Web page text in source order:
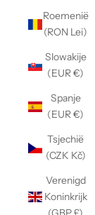
Roemenië
(RON Lei)
Slowakije
(EUR €)
Spanje
(EUR €)
Tsjechië
(CZK Kč)
Verenigd
Koninkrijk